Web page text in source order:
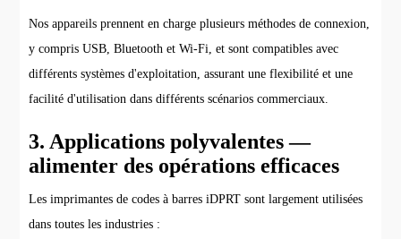
Nos appareils prennent en charge plusieurs méthodes de connexion,
y compris USB, Bluetooth et Wi-Fi, et sont compatibles avec
différents systèmes d'exploitation, assurant une flexibilité et une
facilité d'utilisation dans différents scénarios commerciaux.
3. Applications polyvalentes —
alimenter des opérations efficaces
Les imprimantes de codes à barres iDPRT sont largement utilisées
dans toutes les industries :